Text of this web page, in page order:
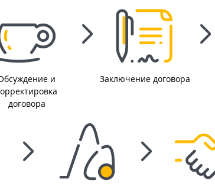
и
договора
Заключение договора